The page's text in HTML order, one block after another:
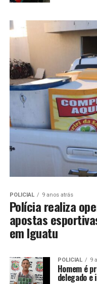
POLICIAL 9 anos atrás
Polícia realiza
apostas
em Iguatu
POLICIAL 9
Homem é
delegado